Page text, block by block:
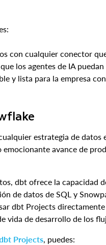
con cualquier conector
los agentes de IA
y lista para la empresa
estrategia de
avance de
dbt ofrece la capacidad
de datos de SQL y
dbt Projects
vida de desarrollo de los
Projects, puedes: